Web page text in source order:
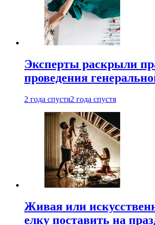
Эксперты раскрыли
проведения
2 года спустя2 года спустя
Живая или
елку поставить на